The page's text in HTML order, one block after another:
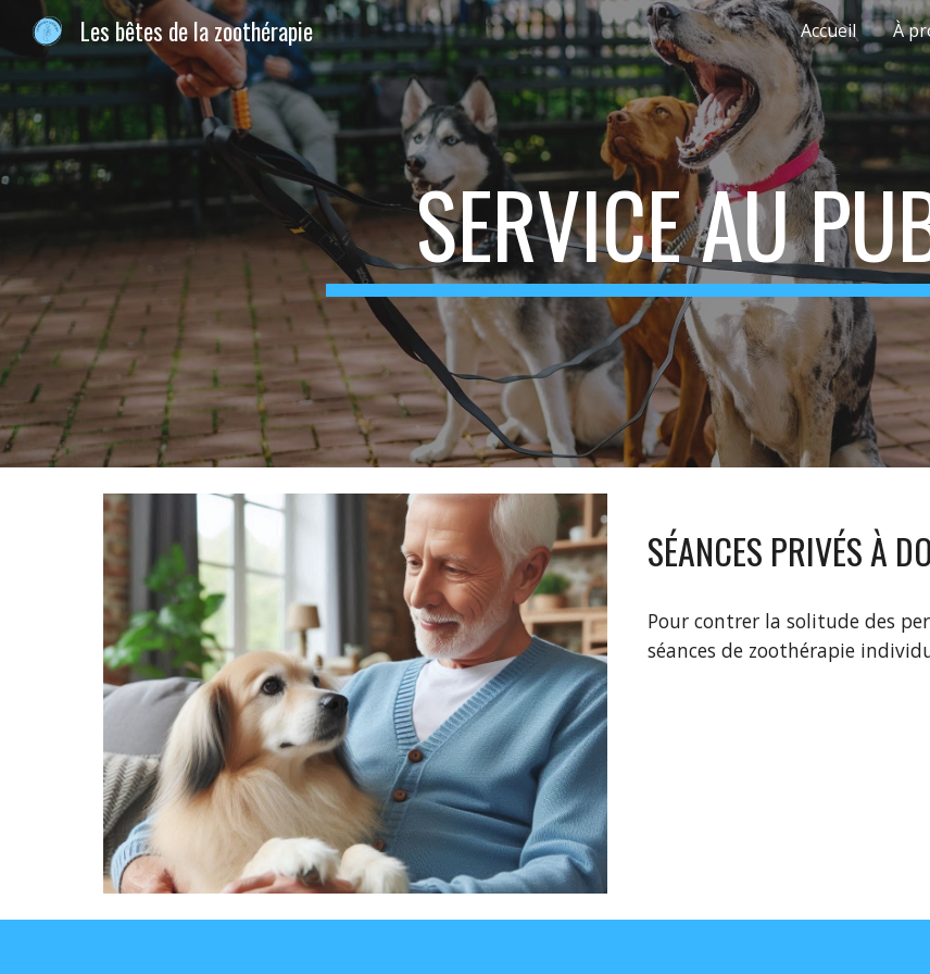
Skip to main content Skip to
Les bêtes de la zoothérapie Accueil À
SERVICE AU
SÉANCES PRIVÉS À
Pour contrer la solitude des
séances de zoothérapie